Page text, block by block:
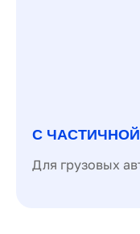
С
Для грузовых